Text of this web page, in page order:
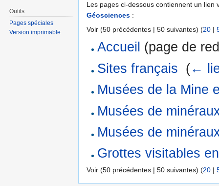
Les pages ci-dessous contiennent un lien
Géosciences :
Voir (50 précédentes | 50 suivantes) (20 |
Accueil (page de
Sites français (←
Musées de la Mine
Musées de
Musées de
Grottes visitables
Voir (50 précédentes | 50 suivantes) (20 |
Outils
Pages spéciales
Version imprimable